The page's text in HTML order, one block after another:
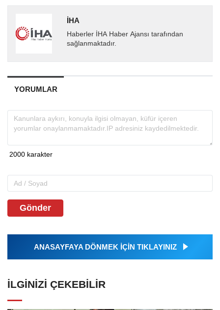
İHA
Haberler İHA Haber Ajansı tarafından
sağlanmaktadır.
YORUMLAR
Gönder
ANASAYFAYA DÖNMEK İÇİN TIKLAYINIZ
İLGINIZI ÇEKEBILIR